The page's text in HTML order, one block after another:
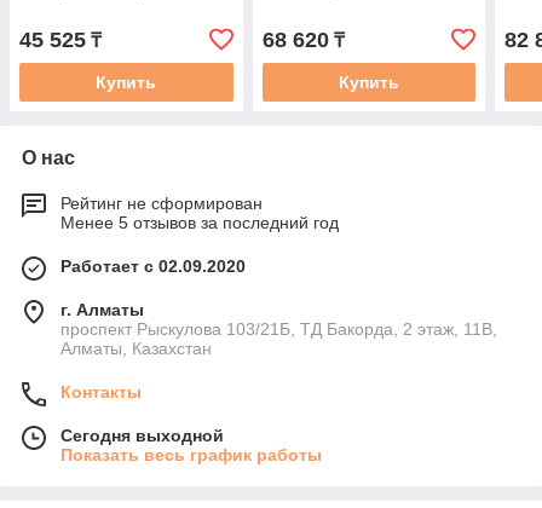
45 525 ₸
Купить
68 620₸
Купить
82
О нас
Рейтинг не сформирован
Менее 5 отзывов за последний год
Работает с 02.09.2020
г. Алматы
проспект Рыскулова 103/21Б, ТД Бакорда, 2 этаж, 11В,
Алматы, Казахстан
Контакты
Сегодня выходной
Показать весь график работы